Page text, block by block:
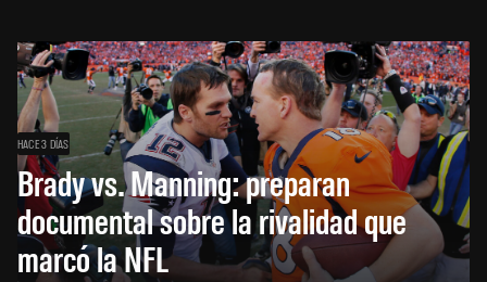
HACE 3 DÍAS
Brady vs. Manning: preparan
documental sobre la rivalidad que
marcó la NFL